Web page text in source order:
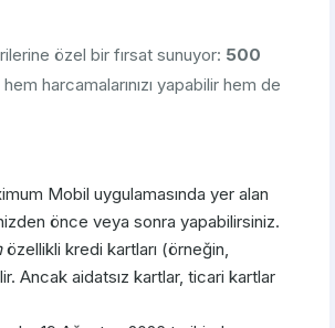
özel bir fırsat sunuyor: 500
harcamalarınızı yapabilir hem de
Mobil uygulamasında yer alan
önce veya sonra yapabilirsiniz.
özellikli kredi kartları (örneğin,
Ancak aidatsız kartlar, ticari kartlar